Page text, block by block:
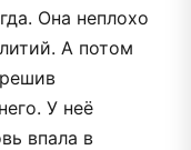
Она неплохо
А потом
У неё
впала в